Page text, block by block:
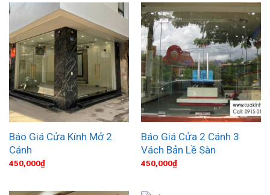
Báo Giá Cửa Kính Mở 2
Cánh
450,000₫
Báo Giá Cửa 2 Cánh 3
Vách Bản Lề Sàn
450,000₫